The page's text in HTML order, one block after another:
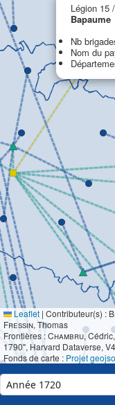
Légion 15
Bapaume
Nb
Nom du
Leaflet | Contributeur(s) :
Fressin, Thomas
Frontières :Chambru,
1790", Harvard Dataverse,
Fonds de carte : Projet